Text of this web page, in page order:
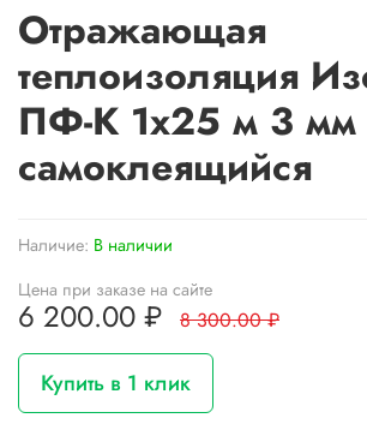
Наличие: В наличии
Отражающая
теплоизоляция
ПФ-К 1х25 м 3 мм
самоклеящийся
Цена при заказе на сайте
6 200.00 ₽ 8 300.00 ₽
Купить в 1 клик